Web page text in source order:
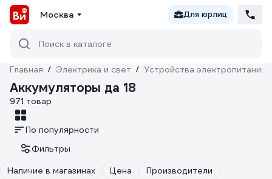
Москва Для юрлиц
Поиск в каталоге
Главная / Электрика и свет / Устройства электропитания
Аккумуляторы да 18
971 товар
По популярности
Фильтры
Наличие в магазинах
Цена Производители